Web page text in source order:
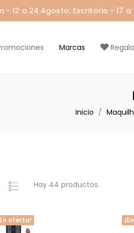
- 12 a 24 Agosto; Escritório - 17
Marcas
Inicio
Hay 44 productos.
oferta!